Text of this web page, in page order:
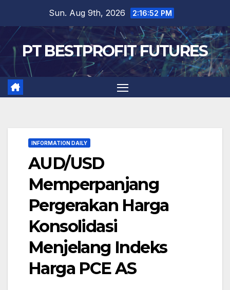
content
Sun. Aug 9th, 2026 2:16:53 PM
PT BESTPROFIT FUTURES
INFORMATION DAILY
AUD/USD
Memperpanjang
Pergerakan Harga
Konsolidasi
Menjelang Indeks
Harga PCE AS